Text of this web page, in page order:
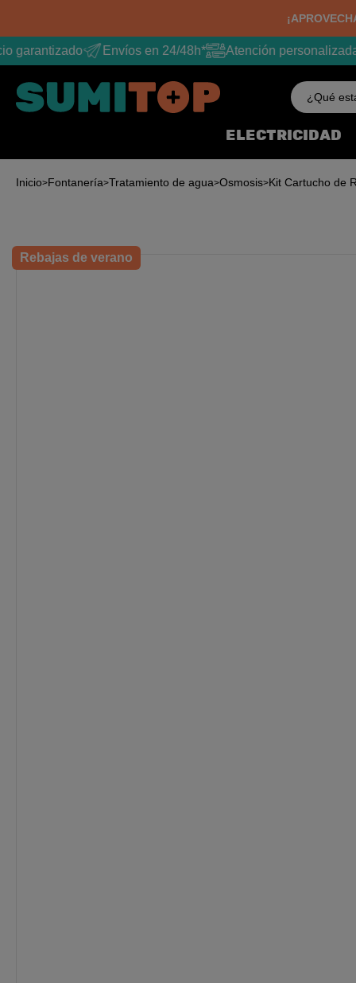
garantizado Envíos en 24/48h* Atención personalizada
¿Qué
ELECTRICIDAD
Inicio Fontanería Tratamiento de agua Osmosis Kit Cartucho de
Rebajas de verano